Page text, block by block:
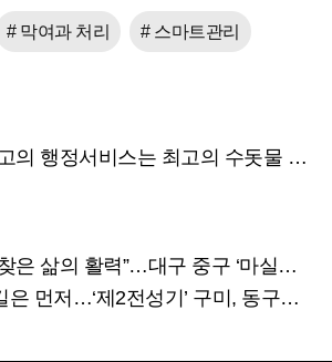
# 막여과 처리 # 스마트관리
행정서비스는 최고의 수돗물 공급"
력”…대구 중구 ‘마실방앗간’ 어르신들의 인생 2막
저…‘제2전성기’ 구미, 동구미역 더 절실